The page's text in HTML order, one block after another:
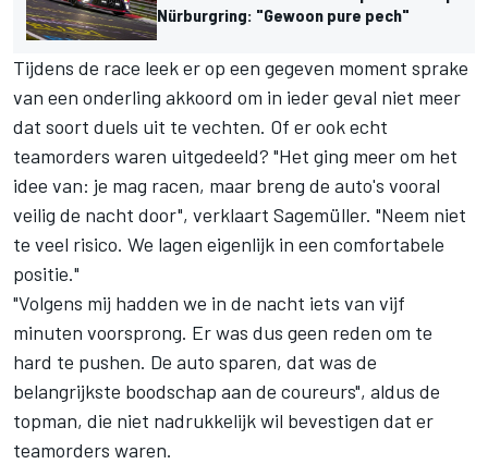
Nürburgring: "Gewoon pure pech"
Tijdens de race leek er op een gegeven moment sprake
van een onderling akkoord om in ieder geval niet meer
dat soort duels uit te vechten. Of er ook echt
teamorders waren uitgedeeld? "Het ging meer om het
idee van: je mag racen, maar breng de auto's vooral
veilig de nacht door", verklaart Sagemüller. "Neem niet
te veel risico. We lagen eigenlijk in een comfortabele
positie."
"Volgens mij hadden we in de nacht iets van vijf
minuten voorsprong. Er was dus geen reden om te
hard te pushen. De auto sparen, dat was de
belangrijkste boodschap aan de coureurs", aldus de
topman, die niet nadrukkelijk wil bevestigen dat er
teamorders waren.